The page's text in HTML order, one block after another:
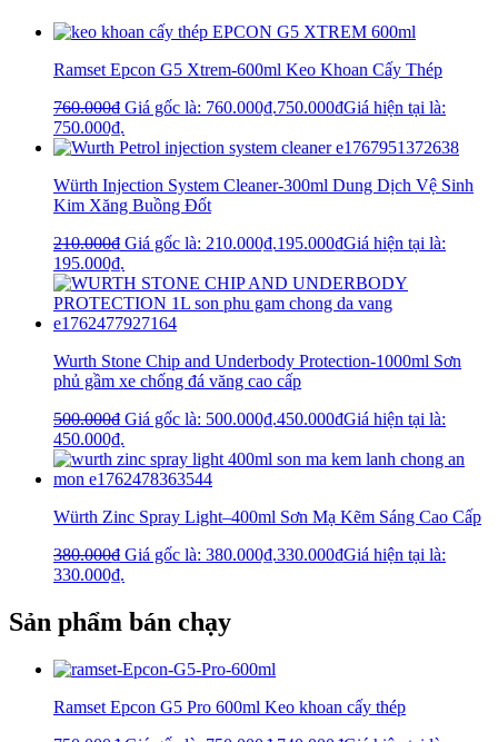
Ramset Epcon G5 Xtrem-600ml Keo Khoan Cấy Thép
760.000₫ Giá gốc là: 760.000₫.750.000₫Giá hiện tại là:
750.000₫.
Würth Injection System Cleaner-300ml Dung Dịch Vệ Sinh
Kim Xăng Buồng Đốt
210.000₫ Giá gốc là: 210.000₫.195.000₫Giá hiện tại là:
195.000₫.
Wurth Stone Chip and Underbody Protection-1000ml Sơn
phủ gầm xe chống đá văng cao cấp
500.000₫ Giá gốc là: 500.000₫.450.000₫Giá hiện tại là:
450.000₫.
Würth Zinc Spray Light–400ml Sơn Mạ Kẽm Sáng Cao Cấp
380.000₫ Giá gốc là: 380.000₫.330.000₫Giá hiện tại là:
330.000₫.
Sản phẩm bán chạy
Ramset Epcon G5 Pro 600ml Keo khoan cấy thép